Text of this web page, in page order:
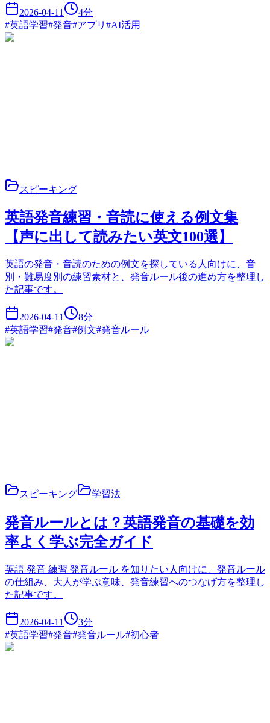
2026-04-11 4分
#英語学習#発音#アプリ #AI活用
スピーキング
英語発音練習・音読に使える例文集
【声に出して読みたい英文100選】
英語の発音・音読のための例文を探している人向けに、音
別・難易度別の練習素材と、発音ルール後の進め方を整理し
た記事です。
2026-04-11 8分
#英語学習#発音#例文#発音ルール
スピーキング 学習法
発音ルールとは？英語発音の基礎を効
率よく学ぶ完全ガイド
英語 発音 練習 発音ルール を知りたい人向けに、発音ルール
の仕組み、大人が学ぶ意味、発音練習へのつなげ方を整理し
た記事です。
2026-04-11 3分
#英語学習#発音#発音ルール#初心者